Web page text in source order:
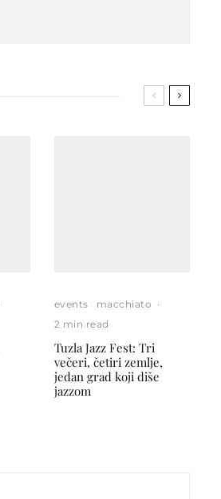
events macchiato ·
2 min read
Tuzla Jazz Fest: Tri
večeri, četiri zemlje,
jedan grad koji diše
jazzom